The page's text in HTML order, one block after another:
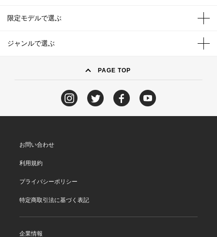
限定モデルで選ぶ
ジャンルで選ぶ
PAGE TOP
お問い合わせ
利用規約
プライバシーポリシー
特定商取引法に基づく表記
企業情報